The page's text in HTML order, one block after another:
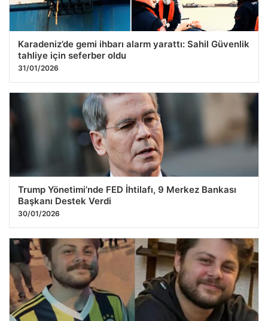
Karadeniz’de gemi ihbarı alarm yarattı: Sahil Güvenlik
tahliye için seferber oldu
31/01/2026
Trump Yönetimi’nde FED İhtilafı, 9 Merkez Bankası
Başkanı Destek Verdi
30/01/2026